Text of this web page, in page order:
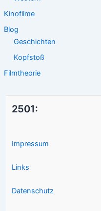
Kinofilme
Blog
Geschichten
Kopfstoß
Filmtheorie
2501:
Impressum
Links
Datenschutz